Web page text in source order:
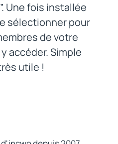
Une fois installée
sélectionner pour
de votre
accéder. Simple
utile !